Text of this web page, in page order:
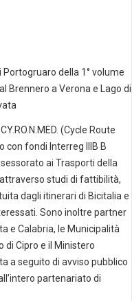
Portogruaro della 1° volume
Brennero a Verona e Lago di
(Cycle Route
fondi Interreg IIIB B
ai Trasporti della
studi di fattibilità,
dagli itinerari di Bicitalia e
Sono inoltre partner
e Calabria, le Municipalità
di Cipro e il Ministero
a seguito di avviso pubblico
partenariato di